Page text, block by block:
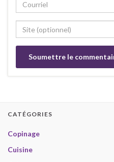
CATÉGORIES
Copinage
Cuisine